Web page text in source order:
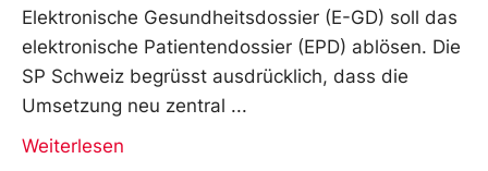
Elektronische Gesundheitsdossier (E-GD) soll das
elektronische Patientendossier (EPD) ablösen. Die
SP Schweiz begrüsst ausdrücklich, dass die
Umsetzung neu zentral
Weiterlesen